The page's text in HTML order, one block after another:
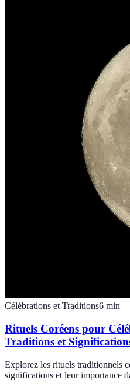
Célébrations et Traditions6 min
Rituels Coréens pour
Traditions et
Explorez les rituels traditionnels
significations et leur importance